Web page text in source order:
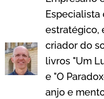
estratégico,
criador do
livros "Um
e "O
anjo e